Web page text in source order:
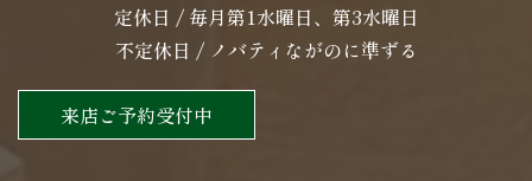
定休日 / 毎月第1水曜日、第3水曜日
不定休日 / ノバティながのに準ずる
来店ご予約受付中